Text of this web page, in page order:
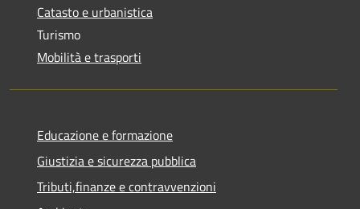
Catasto e urbanistica
Turismo
Mobilità e trasporti
Educazione e formazione
Giustizia e sicurezza pubblica
Tributi,finanze e contravvenzioni